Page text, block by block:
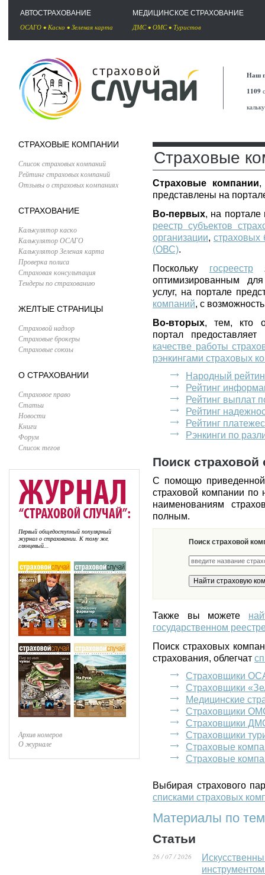
АВТОСТРАХОВАНИЕ
ОСАГО • Каско • Зеленая карта
МЕДИЦИНСКОЕ СТРАХОВАНИЕ
ДМС• ОМС• Туристов
Наш
1109
СТРАХОВЫЕ КОМПАНИИ
Список страховых компаний
Рейтинг страховых компаний
Отзывы о страховых компаниях
СТРАХОВАНИЕ
Калькулятор каско
Калькулятор ОСАГО
Калькулятор Зеленая карта
Проверка полиса
Страховая консультация
Тендеры по страхованию
ЖЕЛТЫЕ СТРАНИЦЫ
Страховой надзор
Страховые брокеры
Страховые союзы
О СТРАХОВАНИИ
Страховое право
Статьи
Новости
Книги
Форум
Список тегов
Первый общедоступный популярный
журнал о страховании. К тому же,
глянцевый...
Архив номеров
О журнале
Страховые
Страховые компании,
представлены на
Во-первых, на
реестр субъектов
организации, страховых
(ОВС).
Поскольку госреестр
оптимизированным
услуг, на портале
компаний, с
Во-вторых, тем, кто
портал
качестве работы
рэнкингами страховых
Народный
Рейтинг
Рейтинг выплат
Рейтинг
Рейтинг
Рэнкинги по
Поиск страховой
С помощю
страховой компании по
наименованиям
полным.
Поиск страховой
Также вы можете
государственном
Поиск страховых
страхования, облегчат
Страховщики
Страховщики
Медицинские
Страховщики
Страховщики
Страховщики
Страховые
Страховые
Выбирая страхового
списками страховых
Материалы по
Статьи
26 / 07 / 2026